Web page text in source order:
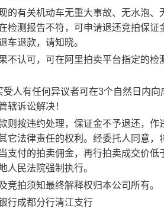
的有关机动车无重大事故、无水泡
检测报告不符，可申请退还竞拍保
车退款，请知晓。
不认可，可在阿里拍卖平台指定的
受人有任何异议者可在3个自然日内
辖诉讼解决！
则按违约处理，保证金不予退还，
它法律责任的权利。经委托人同意
支付的拍卖佣金，再行拍卖成交价
人民法院强制执行。
竞拍须知最终解释权归本公司所有。
行成都分行清江支行